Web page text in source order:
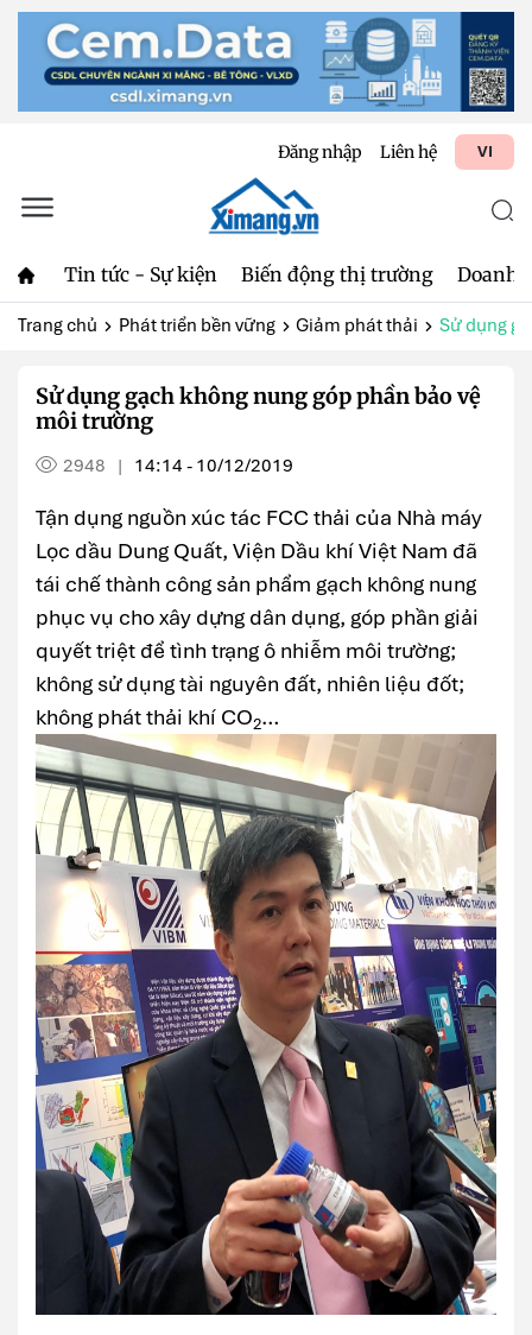
Đăng nhập Liên hệ VI
Tin tức - Sự kiện Biến động thị trường Doanh
Trang chủ Phát triển bền vững Giảm phát thải Sử dụng
Sử dụng gạch không nung góp phần bảo vệ
môi trường
2948 | 14:14 - 10/12/2019
Tận dụng nguồn xúc tác FCC thải của Nhà máy
Lọc dầu Dung Quất, Viện Dầu khí Việt Nam đã
tái chế thành công sản phẩm gạch không nung
phục vụ cho xây dựng dân dụng, góp phần giải
quyết triệt để tình trạng ô nhiễm môi trường;
không sử dụng tài nguyên đất, nhiên liệu đốt;
không phát thải khí CO2…